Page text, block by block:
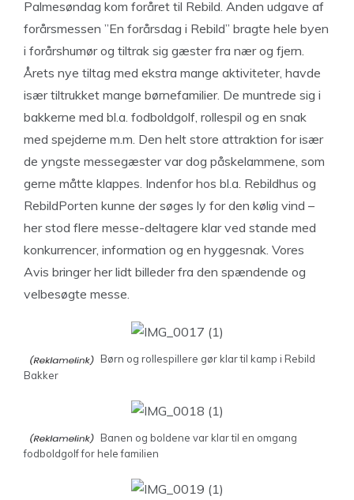
Palmesøndag kom foråret til Rebild. Anden udgave af
forårsmessen ”En forårsdag i Rebild” bragte hele byen
i forårshumør og tiltrak sig gæster fra nær og fjern.
Årets nye tiltag med ekstra mange aktiviteter, havde
især tiltrukket mange børnefamilier. De muntrede sig i
bakkerne med bl.a. fodboldgolf, rollespil og en snak
med spejderne m.m. Den helt store attraktion for især
de yngste messegæster var dog påskelammene, som
gerne måtte klappes. Indenfor hos bl.a. Rebildhus og
RebildPorten kunne der søges ly for den kølig vind –
her stod flere messe-deltagere klar ved stande med
konkurrencer, information og en hyggesnak. Vores
Avis bringer her lidt billeder fra den spændende og
velbesøgte messe.
Børn og rollespillere gør klar til kamp i Rebild
Bakker
Banen og boldene var klar til en omgang
fodboldgolf for hele familien